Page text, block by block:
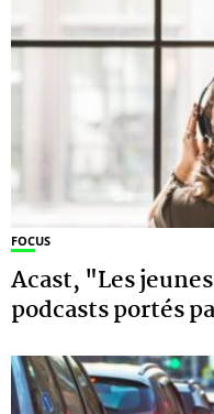
FOCUS
Acast, "Les
podcasts portés